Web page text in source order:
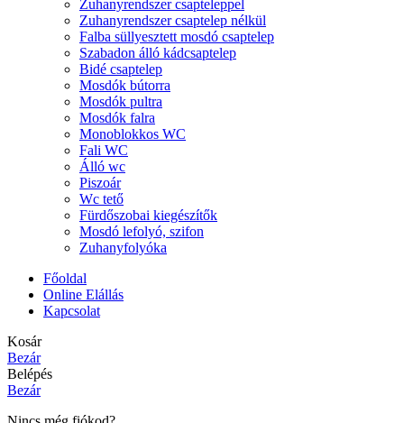
Zuhanyrendszer csapteleppel
Zuhanyrendszer csaptelep nélkül
Falba süllyesztett mosdó csaptelep
Szabadon álló kádcsaptelep
Bidé csaptelep
Mosdók bútorra
Mosdók pultra
Mosdók falra
Monoblokkos WC
Fali WC
Álló wc
Piszoár
Wc tető
Fürdőszobai kiegészítők
Mosdó lefolyó, szifon
Zuhanyfolyóka
Főoldal
Online Elállás
Kapcsolat
Kosár
Bezár
Belépés
Bezár